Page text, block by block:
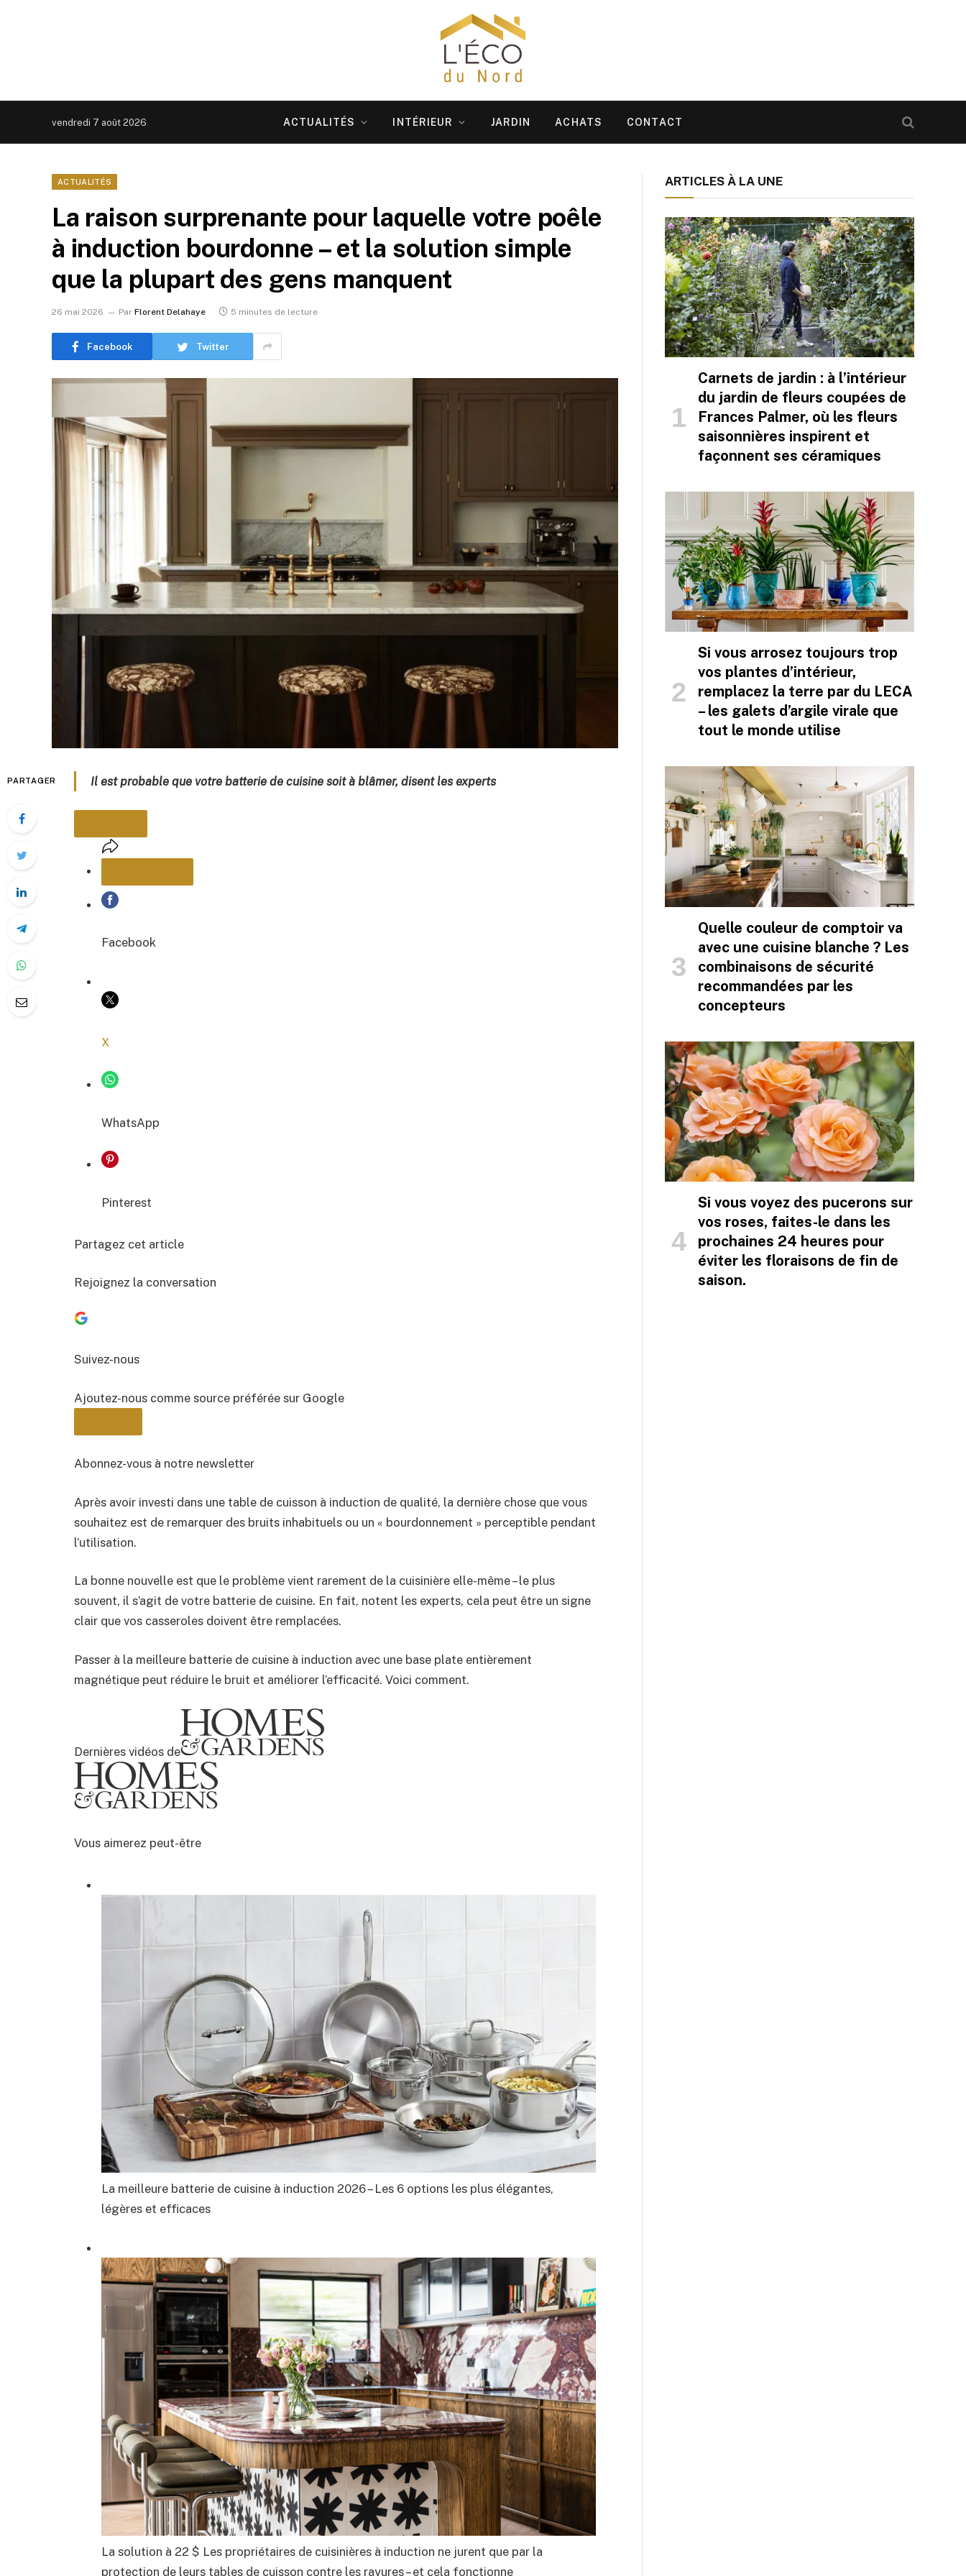
vendredi 7 août 2026 ACTUALITÉS INTÉRIEUR JARDIN ACHATS CONTACT
ACTUALITÉS
La raison surprenante pour laquelle votre poêle
à induction bourdonne – et la solution simple
que la plupart des gens manquent
26 mai 2026 Par Florent Delahaye 5 minutes de lecture
Facebook Twitter
PARTAGER Il est probable que votre batterie de cuisine soit à blâmer, disent les experts
PARTAGER
COPIER LE LIEN
Facebook
X
WhatsApp
Pinterest
Partagez cet article
Rejoignez la conversation
Suivez-nous
Ajoutez-nous comme source préférée sur Google
BULLETIN
Abonnez-vous à notre newsletter
Après avoir investi dans une table de cuisson à induction de qualité, la dernière chose que vous
souhaitez est de remarquer des bruits inhabituels ou un « bourdonnement » perceptible pendant
l’utilisation.
La bonne nouvelle est que le problème vient rarement de la cuisinière elle-même – le plus
souvent, il s’agit de votre batterie de cuisine. En fait, notent les experts, cela peut être un signe
clair que vos casseroles doivent être remplacées.
Passer à la meilleure batterie de cuisine à induction avec une base plate entièrement
magnétique peut réduire le bruit et améliorer l’efficacité. Voici comment.
Dernières vidéos de
Vous aimerez peut-être
La meilleure batterie de cuisine à induction 2026 – Les 6 options les plus élégantes,
légères et efficaces
La solution à 22 $ Les propriétaires de cuisinières à induction ne jurent que par la
protection de leurs tables de cuisson contre les rayures – et cela fonctionne
ARTICLES À LA UNE
Carnets de jardin : à l’intérieur
du jardin de fleurs coupées de
Frances Palmer, où les fleurs
saisonnières inspirent et
façonnent ses céramiques
Si vous arrosez toujours trop
vos plantes d’intérieur,
remplacez la terre par du LECA
– les galets d’argile virale que
tout le monde utilise
Quelle couleur de comptoir va
avec une cuisine blanche ? Les
combinaisons de sécurité
recommandées par les
concepteurs
Si vous voyez des pucerons sur
vos roses, faites-le dans les
prochaines 24 heures pour
éviter les floraisons de fin de
saison.